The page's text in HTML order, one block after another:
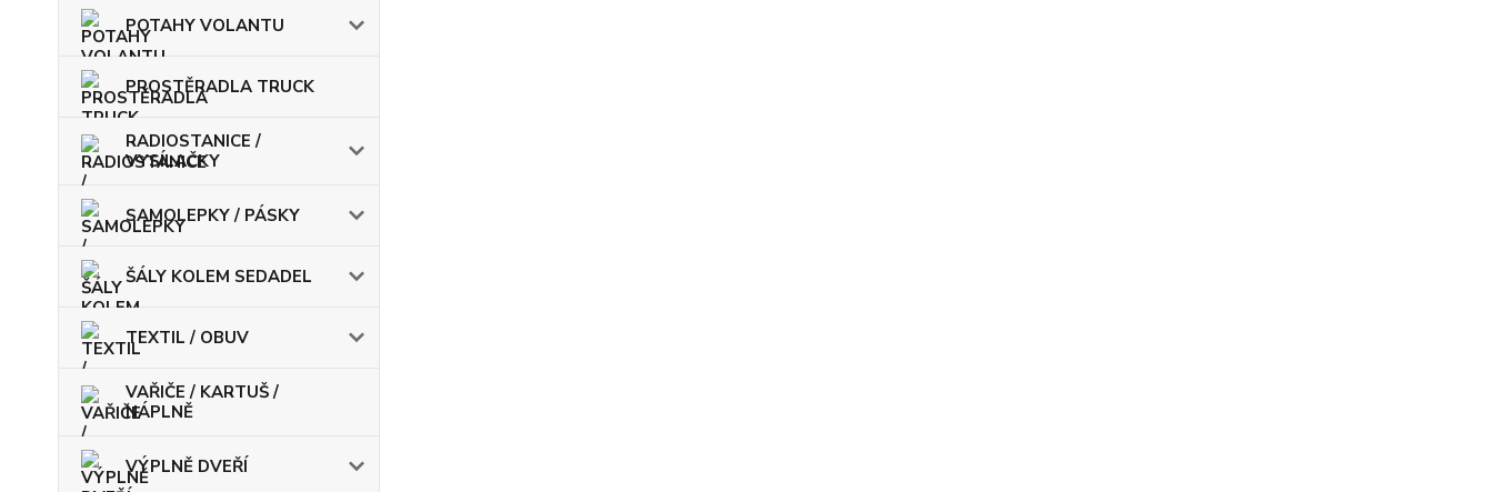
POTAHY VOLANTU
PROSTĚRADLA TRUCK
RADIOSTANICE /
VYSÍLAČKY
SAMOLEPKY / PÁSKY
ŠÁLY KOLEM SEDADEL
TEXTIL / OBUV
VAŘIČE / KARTUŠ /
NÁPLNĚ
VÝPLNĚ DVEŘÍ